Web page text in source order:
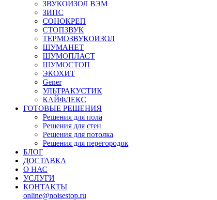
ЗВУКОИЗОЛ ВЭМ
ЗИПС
СОНОКРЕП
СТОПЗВУК
ТЕРМОЗВУКОИЗОЛ
ШУМАНЕТ
ШУМОПЛАСТ
ШУМОСТОП
ЭКОХИТ
Gener
УЛЬТРАКУСТИК
КАЙФЛЕКС
ГОТОВЫЕ РЕШЕНИЯ
Решения для пола
Решения для стен
Решения для потолка
Решения для перегородок
БЛОГ
ДОСТАВКА
О НАС
УСЛУГИ
КОНТАКТЫ
online@noisestop.ru